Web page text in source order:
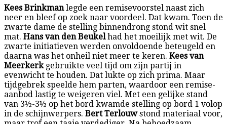
Kees Brinkmanlegde een remisevoorstel naast zich
neer en bleef op zoek naar voordeel. Dat kwam. Toen de
zwarte dame de stelling binnendrong stond wit snel
mat. Hans van den Beukelhad het moeilijk met wit. De
zwarte initiatieven werden onvoldoende beteugeld en
daarna was het onheil niet meer te keren. Kees van
Meerkerkgebruikte veel tijd om zijn partij in
evenwicht te houden. Dat lukte op zich prima. Maar
tijdgebrek speelde hem parten, waardoor een remise-
aanbod lastig te weigeren viel. Met een gelijke stand
van 3½-3½ op het bord kwamde stelling op bord 1 volop
in de schijnwerpers. Bert Terlouwstond materiaal voor,